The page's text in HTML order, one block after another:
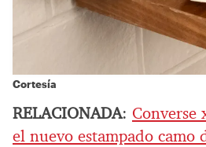
Cortesía
RELACIONADA: Converse
el nuevo estampado camo